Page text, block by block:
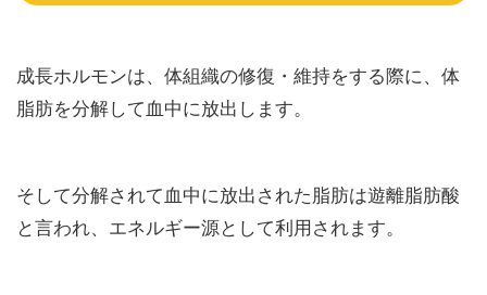
成長ホルモンは、体組織の修復・維持をする際に、体
脂肪を分解して血中に放出します。
そして分解されて血中に放出された脂肪は遊離脂肪酸
と言われ、エネルギー源として利用されます。